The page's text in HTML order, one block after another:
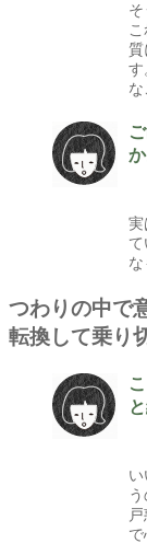
す
な
か
実
つわりの中で
転換して乗り
で